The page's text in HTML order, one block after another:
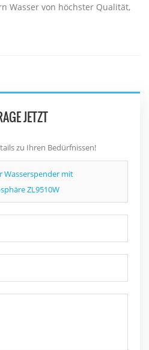
Wasser von höchster Qualität,
JETZT
zu Ihren Bedürfnissen!
Wasserspender mit
ZL9510W